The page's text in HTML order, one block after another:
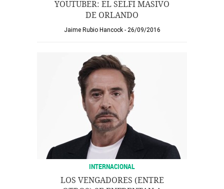
YOUTUBER: EL SELFI MASIVO
DE ORLANDO
Jaime Rubio Hancock 26/09/2016
INTERNACIONAL
LOS VENGADORES (ENTRE